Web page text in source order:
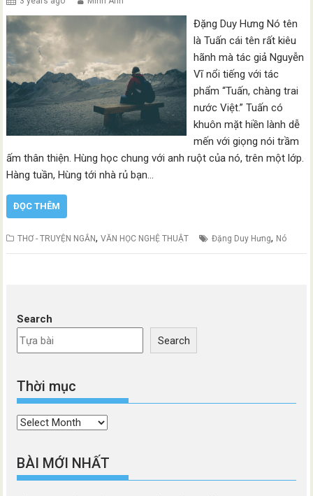
Đặng Duy Hưng Nó tên
là Tuấn cái tên rất kiêu
hãnh mà tác giả Nguyễn
Vĩ nổi tiếng với tác
phẩm “Tuấn, chàng trai
nước Việt.” Tuấn có
khuôn mặt hiền lành dễ
mến với giọng nói trầm
ấm thân thiện. Hùng học chung với anh ruột của nó, trên một lớp.
Hàng tuần, Hùng tới nhà rủ bạn…
ĐỌC THÊM
THƠ - TRUYỆN NGẮN,VĂN HỌC NGHỆ THUẬT Đặng Duy Hưng, Nó
Search
Search
Thời mục
Thời
BÀI MỚI NHẤT